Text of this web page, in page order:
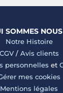
SOMMES
Notre Histoire
CGV/ Avis clients
personnelles et
mes cookies
Mentions légales